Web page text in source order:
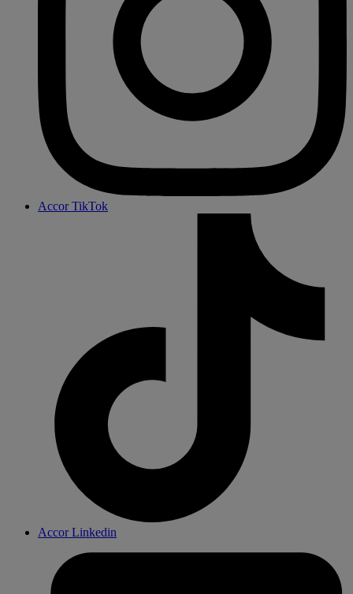
Accor TikTok
Accor Linkedin